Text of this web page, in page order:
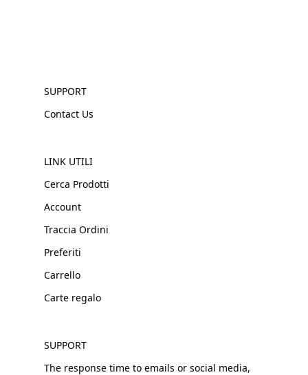
SUPPORT
Contact Us
LINK UTILI
Cerca Prodotti
Account
Traccia Ordini
Preferiti
Carrello
Carte regalo
SUPPORT
The response time to emails or social media,